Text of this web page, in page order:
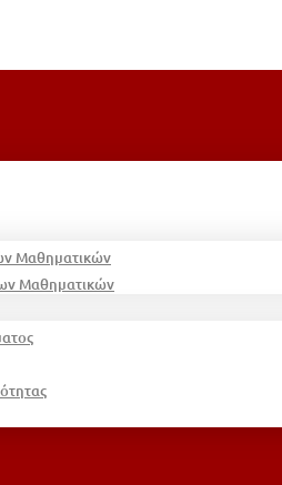
Μαθηματικών
Μαθηματικών